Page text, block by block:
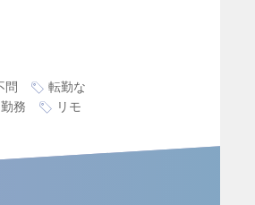
問
転勤な
務
リモ